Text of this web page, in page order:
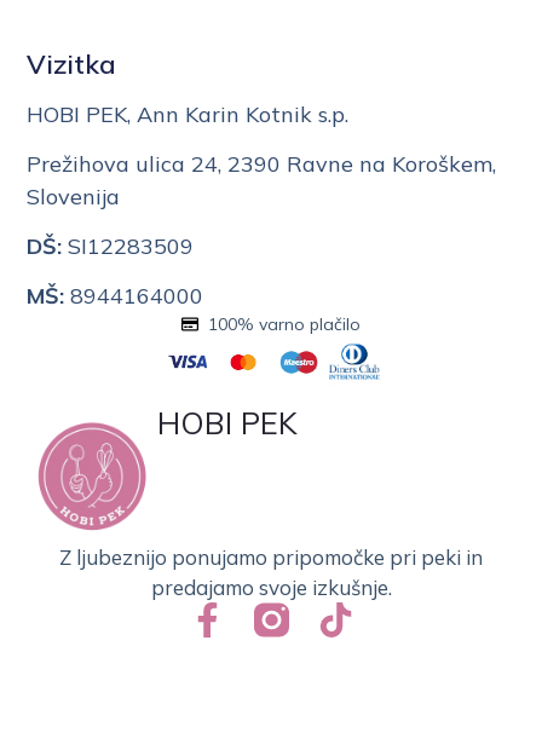
Vizitka
HOBI PEK, Ann Karin Kotnik s.p.
Prežihova ulica 24, 2390 Ravne na Koroškem,
Slovenija
DŠ: SI12283509
MŠ: 8944164000
HOBI PEK
Z ljubeznijo ponujamo pripomočke pri peki in
predajamo svoje izkušnje.
100% varno plačilo